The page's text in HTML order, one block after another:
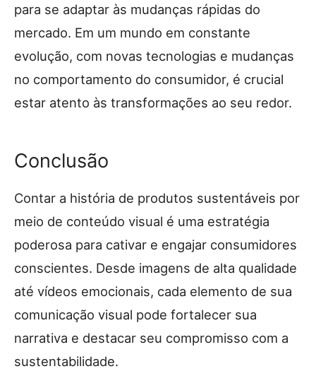
para se adaptar às mudanças rápidas do
mercado. Em um mundo em constante
evolução, com novas tecnologias e mudanças
no comportamento do consumidor, é crucial
estar atento às transformações ao seu redor.
Conclusão
Contar a história de produtos sustentáveis por
meio de conteúdo visual é uma estratégia
poderosa para cativar e engajar consumidores
conscientes. Desde imagens de alta qualidade
até vídeos emocionais, cada elemento de sua
comunicação visual pode fortalecer sua
narrativa e destacar seu compromisso com a
sustentabilidade.